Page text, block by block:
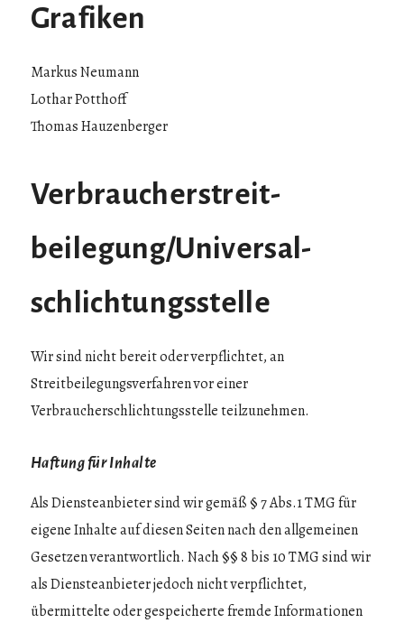
Grafiken
Markus Neumann
Lothar Potthoff
Thomas Hauzenberger
Verbraucher­streit­
beilegung/Universal­
schlichtungs­stelle
Wir sind nicht bereit oder verpflichtet, an
Streitbeilegungsverfahren vor einer
Verbraucherschlichtungsstelle teilzunehmen.
Haftung für Inhalte
Als Diensteanbieter sind wir gemäß § 7 Abs.1 TMG für
eigene Inhalte auf diesen Seiten nach den allgemeinen
Gesetzen verantwortlich. Nach §§ 8 bis 10 TMG sind wir
als Diensteanbieter jedoch nicht verpflichtet,
übermittelte oder gespeicherte fremde Informationen